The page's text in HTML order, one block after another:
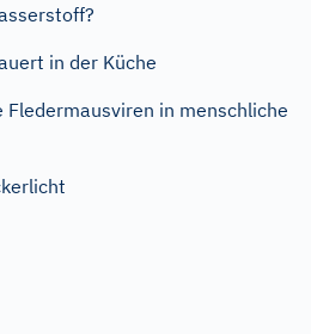
in der Küche
Fledermausviren in menschliche